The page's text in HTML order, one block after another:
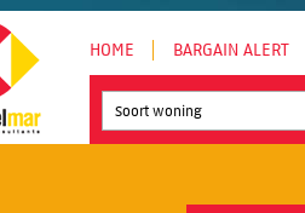
HOME BARGAIN ALERT
Soort woning